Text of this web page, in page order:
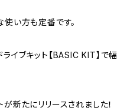
い方も定番です。
ブキット【BASIC KIT】で幅
新たにリリースされました！